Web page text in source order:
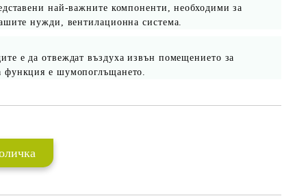
най-важните компоненти, необходими за
нужди, вентилационна система.
е да отвеждат въздуха извън помещението за
функция е шумопоглъщането.